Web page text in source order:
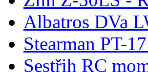
Albatros DVa
Stearman PT-
Sestřih RC